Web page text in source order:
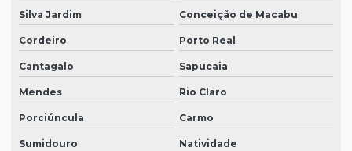
Silva Jardim Conceição de Macabu
Cordeiro Porto Real
Cantagalo Sapucaia
Mendes Rio Claro
Porciúncula Carmo
Sumidouro Natividade